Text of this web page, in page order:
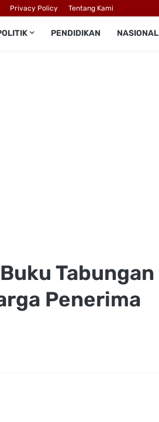
Privacy Policy Tentang Kami
PENDIDIKAN NASIONAL
Tabungan
Penerima